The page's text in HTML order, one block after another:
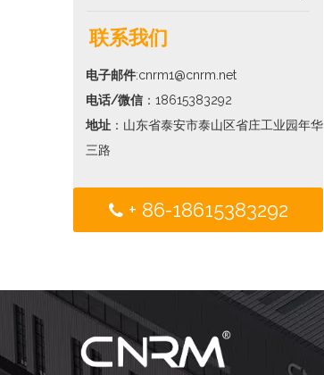
联系我们
电子邮件:cnrm1@cnrm.net
电话/微信 ：18615383292
地址 ：山东省泰安市泰山区省庄工业园年华
三路
+ 86-18615383292